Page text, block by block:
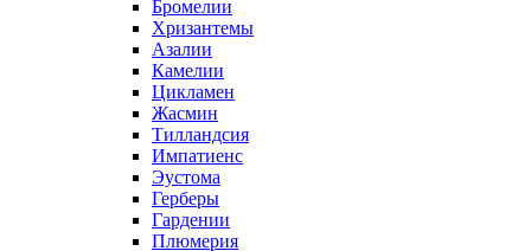
Бромелии
Хризантемы
Азалии
Камелии
Цикламен
Жасмин
Тилландсия
Импатиенс
Эустома
Герберы
Гардении
Плюмерия